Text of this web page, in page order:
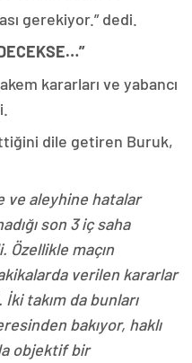
gerekiyor.” dedi.
kararları ve yabancı
dile getiren Buruk,
ve aleyhine hatalar
son 3 iç saha
Özellikle maçın
verilen kararlar
takım da bunları
bakıyor, haklı
objektif bir